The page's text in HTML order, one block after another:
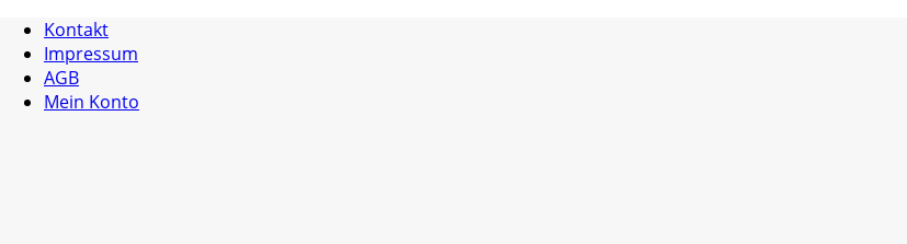
Kontakt
Impressum
AGB
Mein Konto